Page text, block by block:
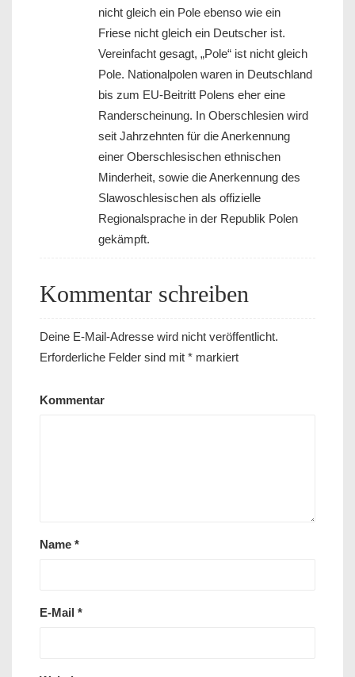
nicht gleich ein Pole ebenso wie ein
Friese nicht gleich ein Deutscher ist.
Vereinfacht gesagt, „Pole“ ist nicht gleich
Pole. Nationalpolen waren in Deutschland
bis zum EU-Beitritt Polens eher eine
Randerscheinung. In Oberschlesien wird
seit Jahrzehnten für die Anerkennung
einer Oberschlesischen ethnischen
Minderheit, sowie die Anerkennung des
Slawoschlesischen als offizielle
Regionalsprache in der Republik Polen
gekämpft.
Kommentar schreiben
Deine E-Mail-Adresse wird nicht veröffentlicht.
Erforderliche Felder sind mit * markiert
Kommentar
Name *
E-Mail *